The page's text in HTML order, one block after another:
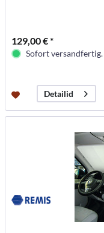
129,00 € *
Sofort versandfertig.
Detailid